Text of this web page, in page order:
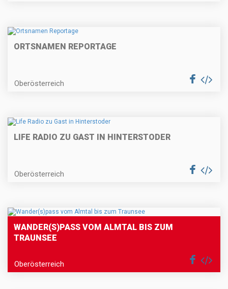
ORTSNAMEN REPORTAGE
Oberösterreich
LIFE RADIO ZU GAST IN HINTERSTODER
Oberösterreich
WANDER(S)PASS VOM ALMTAL BIS ZUM
TRAUNSEE
Oberösterreich